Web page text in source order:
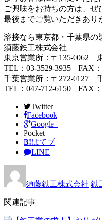
ご興味をお持ちの方は、ぜ
最後までご覧いただきあり
溶接なら東京都・千葉県の
須藤鉄工株式会社
東京営業所：〒135-0062
TEL：03-3529-3935 FAX：
千葉営業所：〒272-0127
TEL：047-712-6150 FAX：
Twitter
Facebook
Google+
Pocket
B!はてブ
LINE
須藤鉄工株式会社 鉄
関連記事